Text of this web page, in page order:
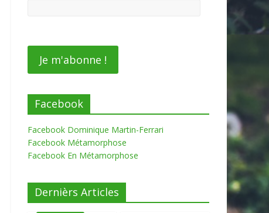
Facebook
Facebook Dominique Martin-Ferrari
Facebook Métamorphose
Facebook En Métamorphose
Dernièrs Articles